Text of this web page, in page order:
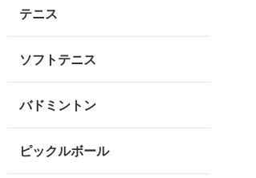
テニス
ソフトテニス
バドミントン
ピックルボール